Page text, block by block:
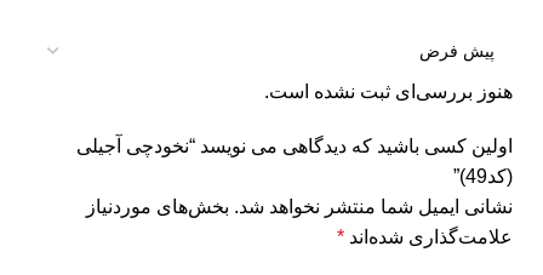
هنوز بررسی‌ای ثبت نشده است.
اولین کسی باشید که دیدگاهی می نویسد “نخودچی آجیلی
(کد49)”
نشانی ایمیل شما منتشر نخواهد شد. بخش‌های موردنیاز
علامت‌گذاری شده‌اند *